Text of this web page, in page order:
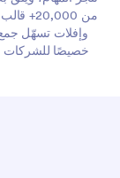
وإفلات تسهّل
خصيصًا للشركات